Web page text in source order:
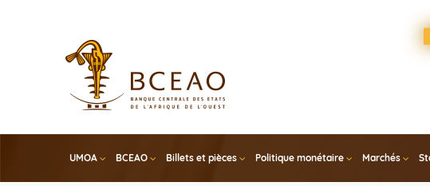
UMOA BCEAO Billets et pièces Politique monétaire Marchés